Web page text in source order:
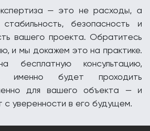
— это не расходы, а
безопасность и
вашего проекта. Обратитесь
и мы докажем это на практике.
бесплатную консультацию,
именно будет проходить
для вашего объекта — и
с уверенности в его будущем.